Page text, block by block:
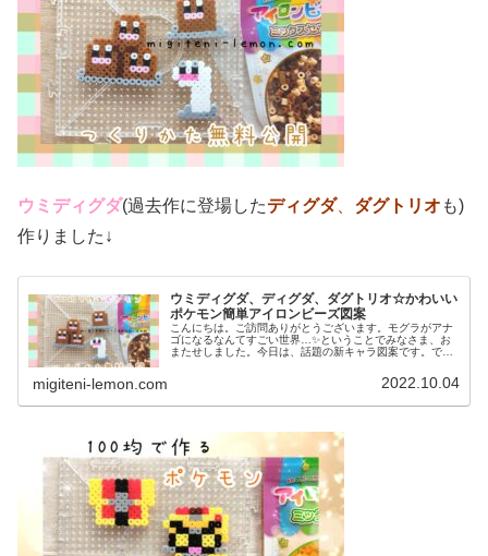
ウミディグダ(過去作に登場したディグダ、 ダグトリオ も)
作りました↓
ウミディグダ、ディグダ、ダグトリオ☆かわいい
ポケモン簡単アイロンビーズ図案
こんにちは。ご訪問ありがとうございます。モグラがアナ
ゴになるなんてすごい世界…✨ということでみなさま、お
またせしました。今日は、話題の新キャラ図案です。で
migiteni-lemon.com 2022.10.04